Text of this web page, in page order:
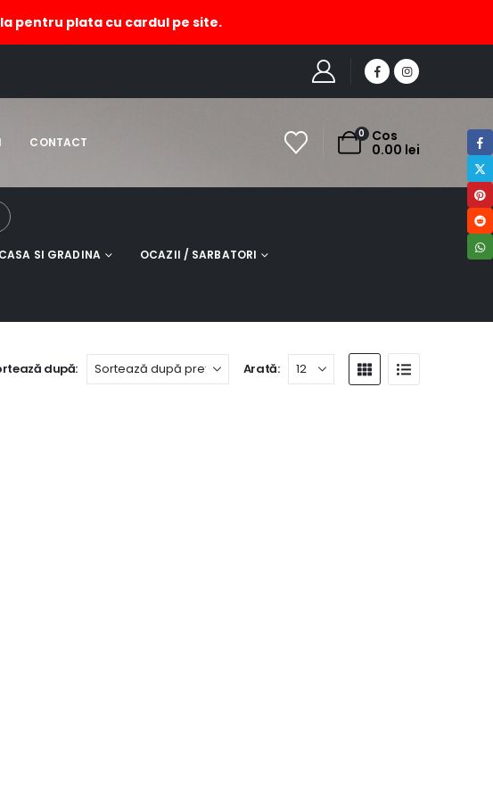
pentru plata cu cardul pe site.
CONTACT
0
Cos
0.00 lei
CASA SI GRADINA OCAZII / SARBATORI
BUTONI ROTUNZI CU AGATA ROSIE
după: Arată: